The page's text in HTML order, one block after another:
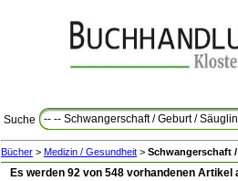
Suche -- -- Schwangerschaft / Geburt /
Bücher > Medizin / Gesundheit > Schwangerschaft
Es werden 92 von 548 vorhandenen Artikel